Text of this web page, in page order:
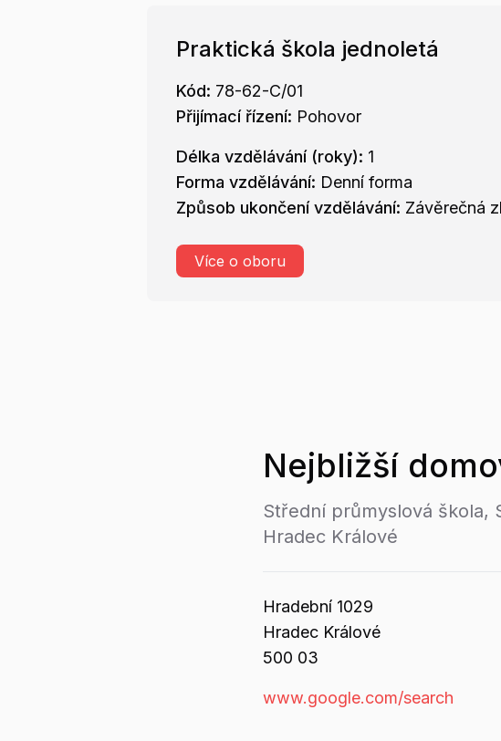
Praktická škola jednoletá
Kód: 78-62-C/01
Přijímací řízení: Pohovor
Délka vzdělávání (roky): 1
Forma vzdělávání: Denní forma
Způsob ukončení vzdělávání: Závěrečná
Více o oboru
Nejbližší
Střední průmyslová škola,
Hradec Králové
Hradební 1029
Hradec Králové
500 03
www.google.com/search